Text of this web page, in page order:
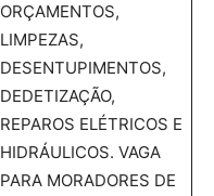
ORÇAMENTOS,
LIMPEZAS,
DESENTUPIMENTOS,
DEDETIZAÇÃO,
REPAROS ELÉTRICOS E
HIDRÁULICOS. VAGA
PARA MORADORES DE